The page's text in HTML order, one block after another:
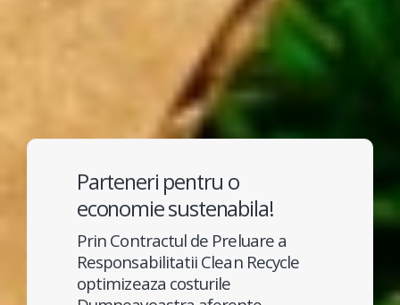
Parteneri pentru o
economie sustenabila!
Prin Contractul de Preluare a
Responsabilitatii Clean Recycle
optimizeaza costurile